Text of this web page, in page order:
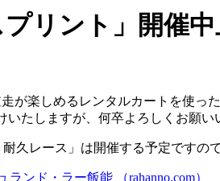
リント」開催中
が楽しめるレンタルカートを使
たしますが、何卒よろしくお願い
レース」は開催する予定ですの
ンド・ラー飯能 （rahanno.com）